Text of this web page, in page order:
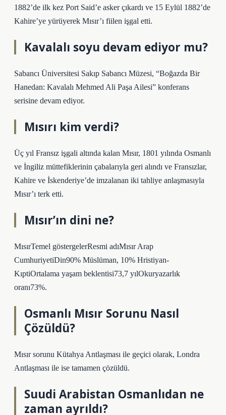
1882’de ilk kez Port Said’e asker çıkardı ve 15 Eylül 1882’de
Kahire’ye yürüyerek Mısır’ı fiilen işgal etti.
Kavalalı soyu devam ediyor mu?
Sabancı Üniversitesi Sakıp Sabancı Müzesi, “Boğazda Bir
Hanedan: Kavalalı Mehmed Ali Paşa Ailesi” konferans
serisine devam ediyor.
Mısırı kim verdi?
Üç yıl Fransız işgali altında kalan Mısır, 1801 yılında Osmanlı
ve İngiliz müttefiklerinin çabalarıyla geri alındı ​​ve Fransızlar,
Kahire ve İskenderiye’de imzalanan iki tahliye anlaşmasıyla
Mısır’ı terk etti.
Mısır’ın dini ne?
MısırTemel göstergelerResmi adıMısır Arap
CumhuriyetiDin90% Müslüman, 10% Hristiyan-
KıptiOrtalama yaşam beklentisi73,7 yılOkuryazarlık
oranı73%.
Osmanlı Mısır Sorunu Nasıl
Çözüldü?
Mısır sorunu Kütahya Antlaşması ile geçici olarak, Londra
Antlaşması ile ise tamamen çözüldü.
Suudi Arabistan Osmanlıdan ne
zaman ayrıldı?